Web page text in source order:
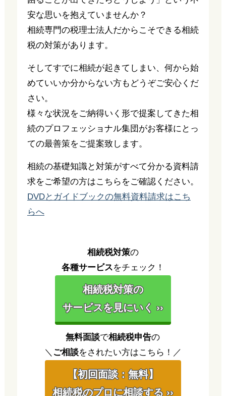
安な思いを抱えていませんか？
相続専門の税理士法人だからこそできる相続
税の対策があります。
そしてすでに相続が起きてしまい、何から始
めていいか分からない方もどうぞご安心くだ
さい。
様々な状況をご納得いく形で提案してきた相
続のプロフェッショナル集団がお客様にとっ
ての最善策をご提案致します。
相続の基礎知識と対策がすべて分かる資料請
求をご希望の方はこちらをご確認ください。
DVDとガイドブックの無料資料請求はこち
らへ
相続税対策の
各種サービスをチェック！
相続税対策の
サービスを見にいく ››
無料面談で相続税申告の
＼ ご相談をされたい方はこちら！／
【初回面談：無料】
相続税のプロに相談する ››